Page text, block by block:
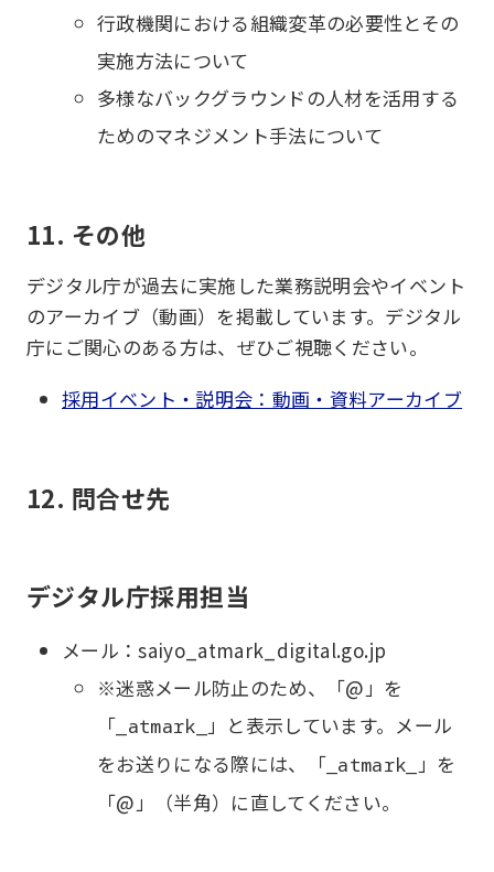
行政機関における組織変革の必要性とその
実施方法について
多様なバックグラウンドの人材を活用する
ためのマネジメント手法について
11. その他
デジタル庁が過去に実施した業務説明会やイベント
のアーカイブ（動画）を掲載しています。デジタル
庁にご関心のある方は、ぜひご視聴ください。
採用イベント・説明会：動画・資料アーカイブ
12. 問合せ先
デジタル庁採用担当
メール：saiyo_atmark_digital.go.jp
※迷惑メール防止のため、「@」を
「 _atmark_ 」と表示しています。メール
をお送りになる際には、「 _atmark_ 」を
「@」（半角）に直してください。